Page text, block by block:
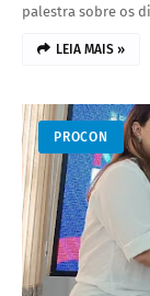
palestra sobre os
LEIA MAIS »
PROCON